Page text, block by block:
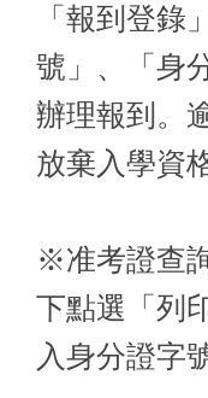
「報到登錄
號」、「身
辦理報到。
放棄入學資
※准考證查
下點選「列
入身分證字